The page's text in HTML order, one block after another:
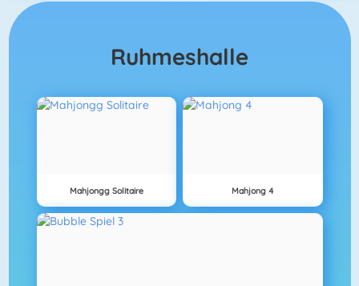
Ruhmeshalle
Mahjongg Solitaire Mahjong 4